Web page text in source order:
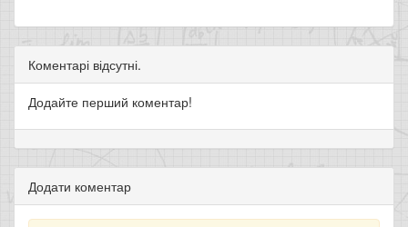
Коментарі відсутні.
Додайте перший коментар!
Додати коментар